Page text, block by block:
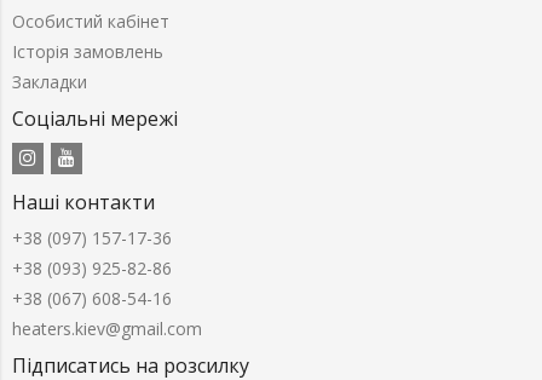
Особистий кабінет
Історія замовлень
Закладки
Соціальні мережі
Наші контакти
+38 (097) 157-17-36
+38 (093) 925-82-86
+38 (067) 608-54-16
heaters.kiev@gmail.com
Підписатись на розсилку